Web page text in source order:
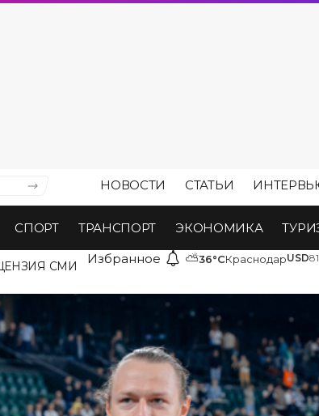
НОВОСТИ СТАТЬИ
СПОРТ ТРАНСПОРТ ЭКОНОМИКА
СМИ Избранное ⛅36°CКраснодарUSD